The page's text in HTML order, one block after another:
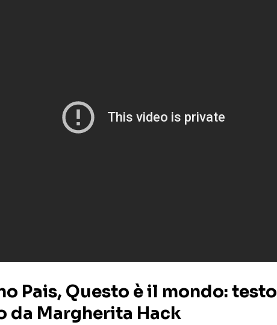
Pais, Questo è il mondo: testo
da Margherita Hack